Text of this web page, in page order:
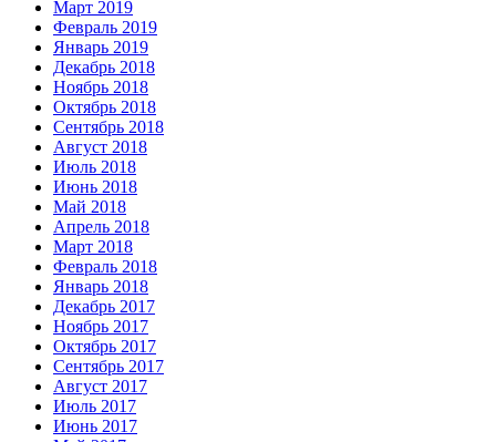
Март 2019
Февраль 2019
Январь 2019
Декабрь 2018
Ноябрь 2018
Октябрь 2018
Сентябрь 2018
Август 2018
Июль 2018
Июнь 2018
Май 2018
Апрель 2018
Март 2018
Февраль 2018
Январь 2018
Декабрь 2017
Ноябрь 2017
Октябрь 2017
Сентябрь 2017
Август 2017
Июль 2017
Июнь 2017